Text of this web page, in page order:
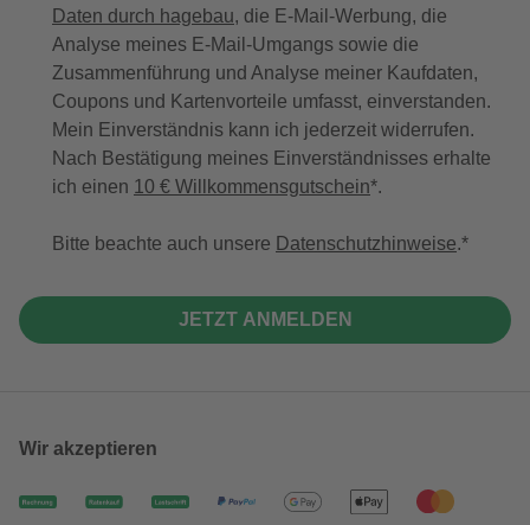
Daten durch hagebau, die E-Mail-Werbung, die
Analyse meines E-Mail-Umgangs sowie die
Zusammenführung und Analyse meiner Kaufdaten,
Coupons und Kartenvorteile umfasst, einverstanden.
Mein Einverständnis kann ich jederzeit widerrufen.
Nach Bestätigung meines Einverständnisses erhalte
ich einen 10 € Willkommensgutschein*.
Bitte beachte auch unsere Datenschutzhinweise.
JETZT ANMELDEN
Wir akzeptieren